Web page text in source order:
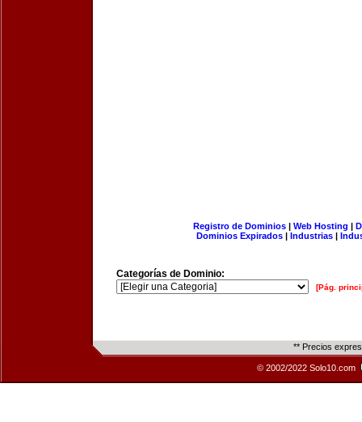
Registro de Dominios| Web Hosting |
Dominios Expirados | Industrias |
Categorías de Dominio:
[Pág.
** Precios
© 2002/2022 Solo10.com